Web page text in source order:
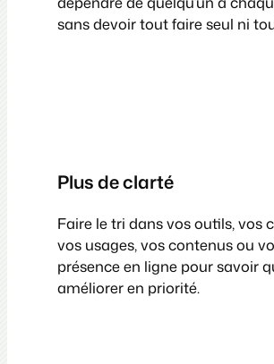
sans devoir tout faire seul ni
Plus de clarté
Faire le tri dans vos outils, vos
vos usages, vos contenus ou
présence en ligne pour savoir
améliorer en priorité.